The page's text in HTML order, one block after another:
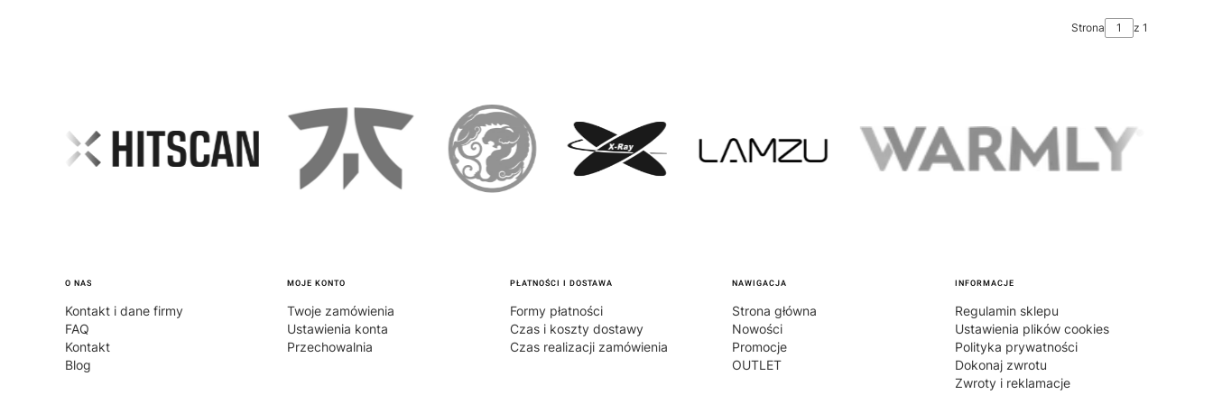
Strona z 1
Linki w stopce
O NAS
Kontakt i dane firmy
FAQ
Kontakt
Blog
MOJE KONTO
Twoje zamówienia
Ustawienia konta
Przechowalnia
PŁATNOŚCI I DOSTAWA
Formy płatności
Czas i koszty dostawy
Czas realizacji zamówienia
NAWIGACJA
Strona główna
Nowości
Promocje
OUTLET
INFORMACJE
Regulamin sklepu
Ustawienia plików cookies
Polityka prywatności
Dokonaj zwrotu
Zwroty i reklamacje